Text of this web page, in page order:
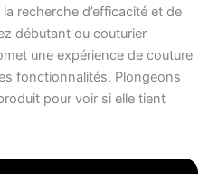
recherche d’efficacité et de
débutant ou couturier
une expérience de couture
fonctionnalités. Plongeons
pour voir si elle tient